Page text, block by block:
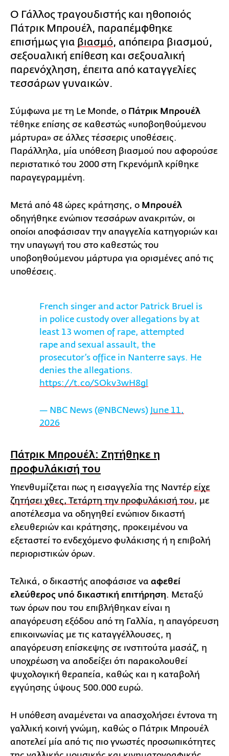
Ο Γάλλος τραγουδιστής και ηθοποιός
Πάτρικ Μπρουέλ, παραπέμφθηκε
επισήμως για βιασμό, απόπειρα βιασμού,
σεξουαλική επίθεση και σεξουαλική
παρενόχληση, έπειτα από καταγγελίες
τεσσάρων γυναικών.
Σύμφωνα με τη Le Monde, ο Πάτρικ Μπρουέλ
τέθηκε επίσης σε καθεστώς «υποβοηθούμενου
μάρτυρα» σε άλλες τέσσερις υποθέσεις.
Παράλληλα, μία υπόθεση βιασμού που αφορούσε
περιστατικό του 2000 στη Γκρενόμπλ κρίθηκε
παραγεγραμμένη.
Μετά από 48 ώρες κράτησης, ο Μπρουέλ
οδηγήθηκε ενώπιον τεσσάρων ανακριτών, οι
οποίοι αποφάσισαν την απαγγελία κατηγοριών και
την υπαγωγή του στο καθεστώς του
υποβοηθούμενου μάρτυρα για ορισμένες από τις
υποθέσεις.
French singer and actor Patrick Bruel is
in police custody over allegations by at
least 13 women of rape, attempted
rape and sexual assault, the
prosecutor’s office in Nanterre says. He
denies the allegations.
https://t.co/SOkv3wH8gl
— NBC News (@NBCNews) June 11,
2026
Πάτρικ Μπρουέλ: Ζητήθηκε η
προφυλάκισή του
Υπενθυμίζεται πως η εισαγγελία της Ναντέρ είχε
ζητήσει χθες, Τετάρτη την προφυλάκισή του, με
αποτέλεσμα να οδηγηθεί ενώπιον δικαστή
ελευθεριών και κράτησης, προκειμένου να
εξεταστεί το ενδεχόμενο φυλάκισης ή η επιβολή
περιοριστικών όρων.
Τελικά, ο δικαστής αποφάσισε να αφεθεί
ελεύθερος υπό δικαστική επιτήρηση. Μεταξύ
των όρων που του επιβλήθηκαν είναι η
απαγόρευση εξόδου από τη Γαλλία, η απαγόρευση
επικοινωνίας με τις καταγγέλλουσες, η
απαγόρευση επίσκεψης σε ινστιτούτα μασάζ, η
υποχρέωση να αποδείξει ότι παρακολουθεί
ψυχολογική θεραπεία, καθώς και η καταβολή
εγγύησης ύψους 500.000 ευρώ.
Η υπόθεση αναμένεται να απασχολήσει έντονα τη
γαλλική κοινή γνώμη, καθώς ο Πάτρικ Μπρουέλ
αποτελεί μία από τις πιο γνωστές προσωπικότητες